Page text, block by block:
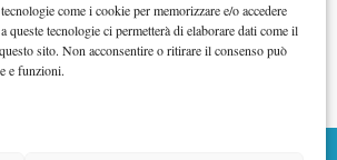
come i cookie per memorizzare e/o accedere
tecnologie ci permetterà di elaborare dati come il
sito. Non acconsentire o ritirare il consenso può
e funzioni.
PRESIDENTE
futuro insieme